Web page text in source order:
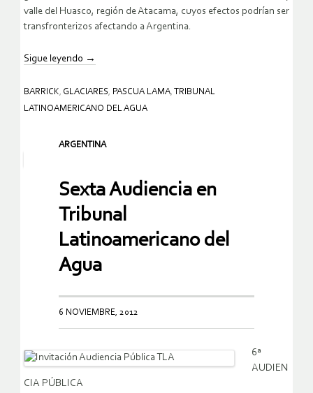
valle del Huasco, región de Atacama, cuyos efectos podrían ser
transfronterizos afectando a Argentina.
Sigue leyendo →
BARRICK, GLACIARES, PASCUA LAMA,
TRIBUNAL
LATINOAMERICANO DEL AGUA
ARGENTINA
Sexta Audiencia en
Tribunal
Latinoamericano del
Agua
6 NOVIEMBRE, 2012
6ª
AUDIEN
CIA PÚBLICA